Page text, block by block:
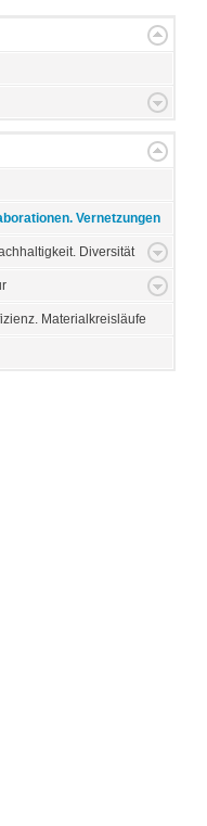
Vernetzungen
Diversität
Materialkreisläufe